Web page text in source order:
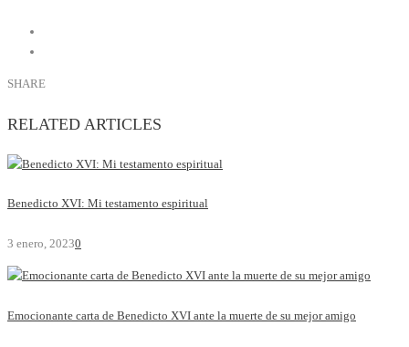
SHARE
RELATED ARTICLES
Benedicto XVI: Mi testamento espiritual
3 enero, 20230
Emocionante carta de Benedicto XVI ante la muerte de su mejor amigo